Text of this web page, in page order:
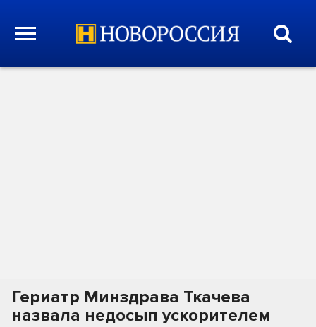
Гериатр Минздрава Ткачева
назвала недосып ускорителем